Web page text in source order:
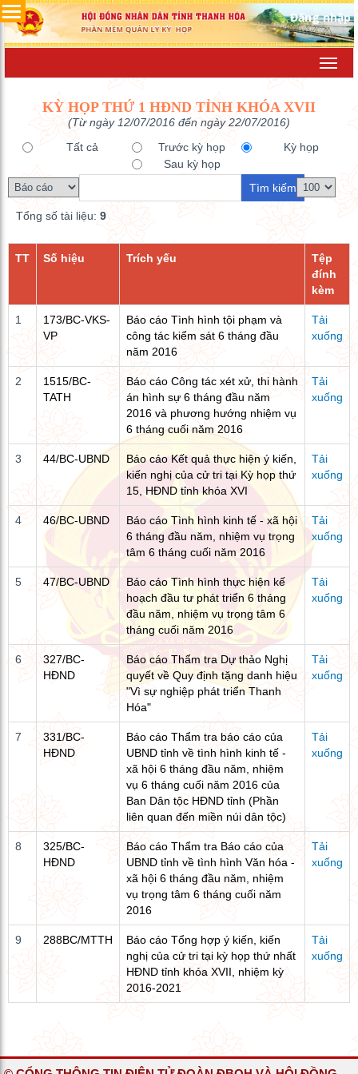
Đăng nhập
KỲ HỌP THỨ 1 HĐND TỈNH KHÓA XVII
(Từ ngày 12/07/2016 đến ngày 22/07/2016)
Tất cả
Trước kỳ họp
Kỳ họp
Sau kỳ họp
Tổng số tài liệu: 9
TT Số hiệu Trích yếu
Tệp
đính
kèm
1
173/BC-VKS-
VP
Báo cáo Tình hình tội phạm và
công tác kiểm sát 6 tháng đầu
năm 2016
Tải
xuống
2
1515/BC-
TATH
Báo cáo Công tác xét xử, thi hành
án hình sự 6 tháng đầu năm
2016 và phương hướng nhiệm vụ
6 tháng cuối năm 2016
Tải
xuống
3 44/BC-UBND
Báo cáo Kết quả thực hiện ý kiến,
kiến nghị của cử tri tại Kỳ họp thứ
15, HĐND tỉnh khóa XVI
Tải
xuống
4 46/BC-UBND
Báo cáo Tình hình kinh tế - xã hội
6 tháng đầu năm, nhiệm vụ trọng
tâm 6 tháng cuối năm 2016
Tải
xuống
5 47/BC-UBND
Báo cáo Tình hình thực hiện kế
hoạch đầu tư phát triển 6 tháng
đầu năm, nhiệm vụ trọng tâm 6
tháng cuối năm 2016
Tải
xuống
6
327/BC-
HĐND
Báo cáo Thẩm tra Dự thảo Nghị
quyết về Quy định tặng danh hiệu
"Vì sự nghiệp phát triển Thanh
Hóa"
Tải
xuống
7
331/BC-
HĐND
Báo cáo Thẩm tra báo cáo của
UBND tỉnh về tình hình kinh tế -
xã hội 6 tháng đầu năm, nhiệm
vụ 6 tháng cuối năm 2016 của
Ban Dân tộc HĐND tỉnh (Phần
liên quan đến miền núi dân tộc)
Tải
xuống
8
325/BC-
HĐND
Báo cáo Thẩm tra Báo cáo của
UBND tỉnh về tình hình Văn hóa -
xã hội 6 tháng đầu năm, nhiệm
vụ trọng tâm 6 tháng cuối năm
2016
Tải
xuống
9 288BC/MTTH
Báo cáo Tổng hợp ý kiến, kiến
nghị của cử tri tại kỳ họp thứ nhất
HĐND tỉnh khóa XVII, nhiệm kỳ
2016-2021
Tải
xuống